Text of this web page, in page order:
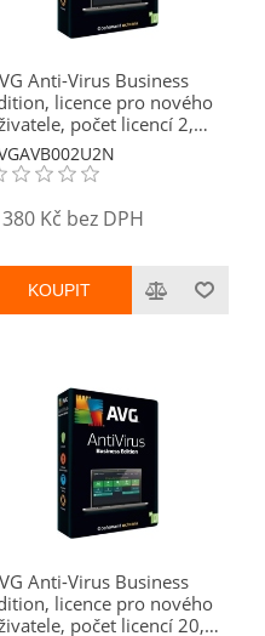
Anti-Virus Business
licence pro nového
počet licencí 2,
2 roky
Kč bez DPH
KOUPIT
Anti-Virus Business
licence pro nového
počet licencí 20,